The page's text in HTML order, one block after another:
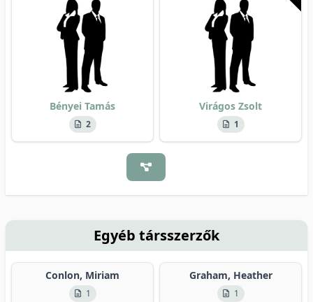
Bényei Tamás
2
Virágos Zsolt
1
Egyéb társszerzők
Conlon, Miriam
1
Graham, Heather
1